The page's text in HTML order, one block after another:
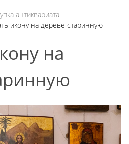
антиквариата
икону на дереве старинную
на